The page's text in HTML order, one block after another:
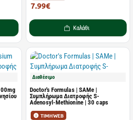
7.99€
Καλάθι
Διαθέσιμο
Doctor's Formulas | SAMe |
Συμπλήρωμα Διατροφής S-
Adenosyl-Methionine | 30 caps
ΤΙΜΗ WEB